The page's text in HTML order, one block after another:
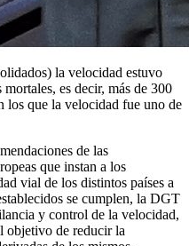
la velocidad estuvo
es decir, más de 300
los que la velocidad fue uno de
de las
que instan a los
vial de los distintos países a
se cumplen, la DGT
y control de la velocidad,
objetivo de reducir la